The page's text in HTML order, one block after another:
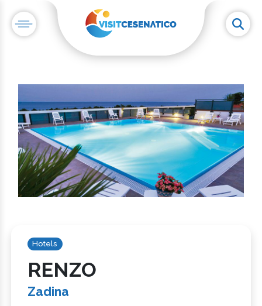
Hotels
RENZO
Zadina